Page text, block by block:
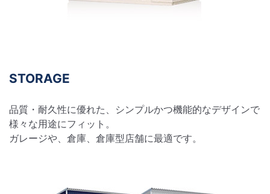
STORAGE
品質・耐久性に優れた、シンプルかつ機能的なデザインで
様々な用途にフィット。
ガレージや、倉庫、倉庫型店舗に最適です。